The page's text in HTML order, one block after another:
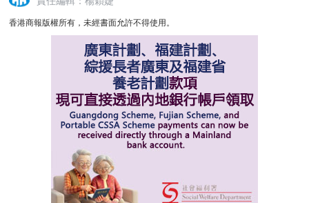
香港商報版權所有，未經書面允許不得使用。